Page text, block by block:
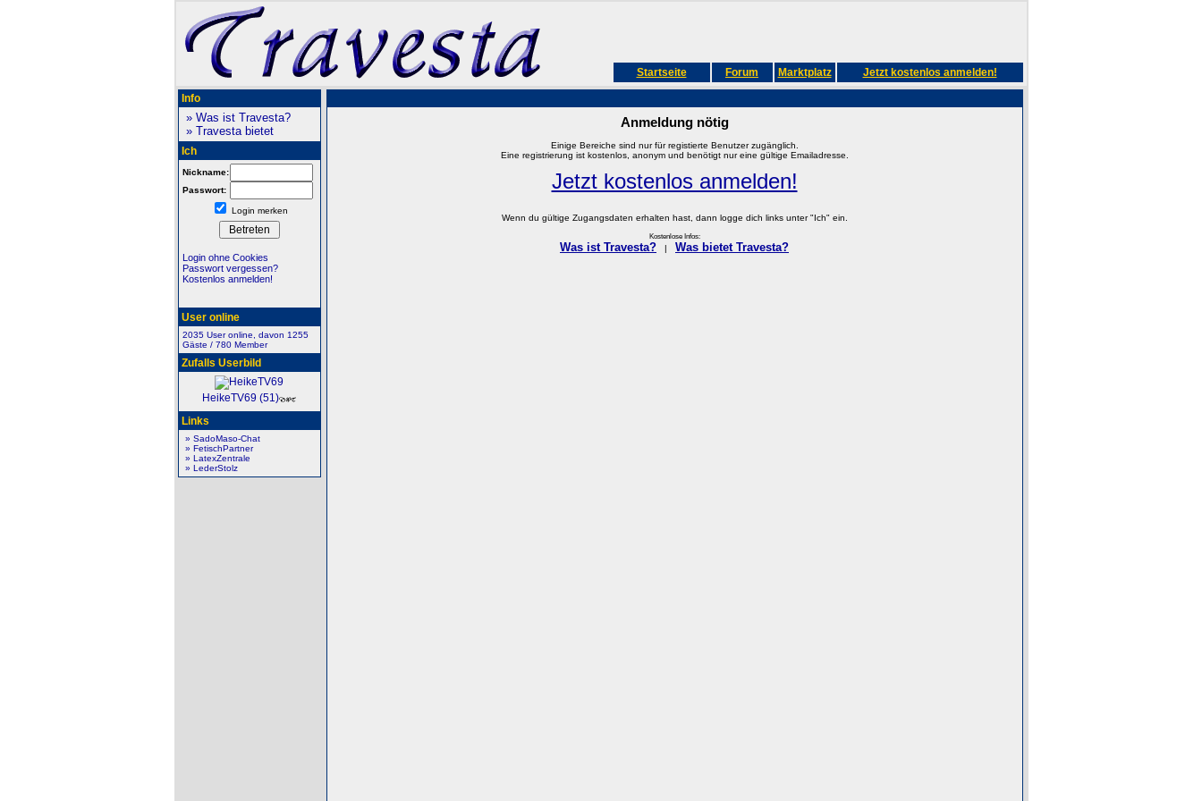
Startseite Forum Marktplatz Jetzt kostenlos anmelden!
Info
» Was ist Travesta?
» Travesta bietet
Ich
Nickname:
Passwort:
Login merken
Login ohne Cookies
Passwort vergessen?
Kostenlos anmelden!
User online
2035 User online, davon 1255
Gäste / 780 Member
Zufalls Userbild
HeikeTV69 (51)
Links
» SadoMaso-Chat
» FetischPartner
» LatexZentrale
» LederStolz
Anmeldung nötig
Einige Bereiche sind nur für registierte Benutzer zugänglich.
Eine registrierung ist kostenlos, anonym und benötigt nur eine gültige Emailadresse.
Jetzt kostenlos anmelden!
Wenn du gültige Zugangsdaten erhalten hast, dann logge dich links unter "Ich" ein.
Kostenlose Infos:
Was ist Travesta? Was bietet Travesta?